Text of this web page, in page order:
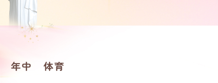
年中 体育